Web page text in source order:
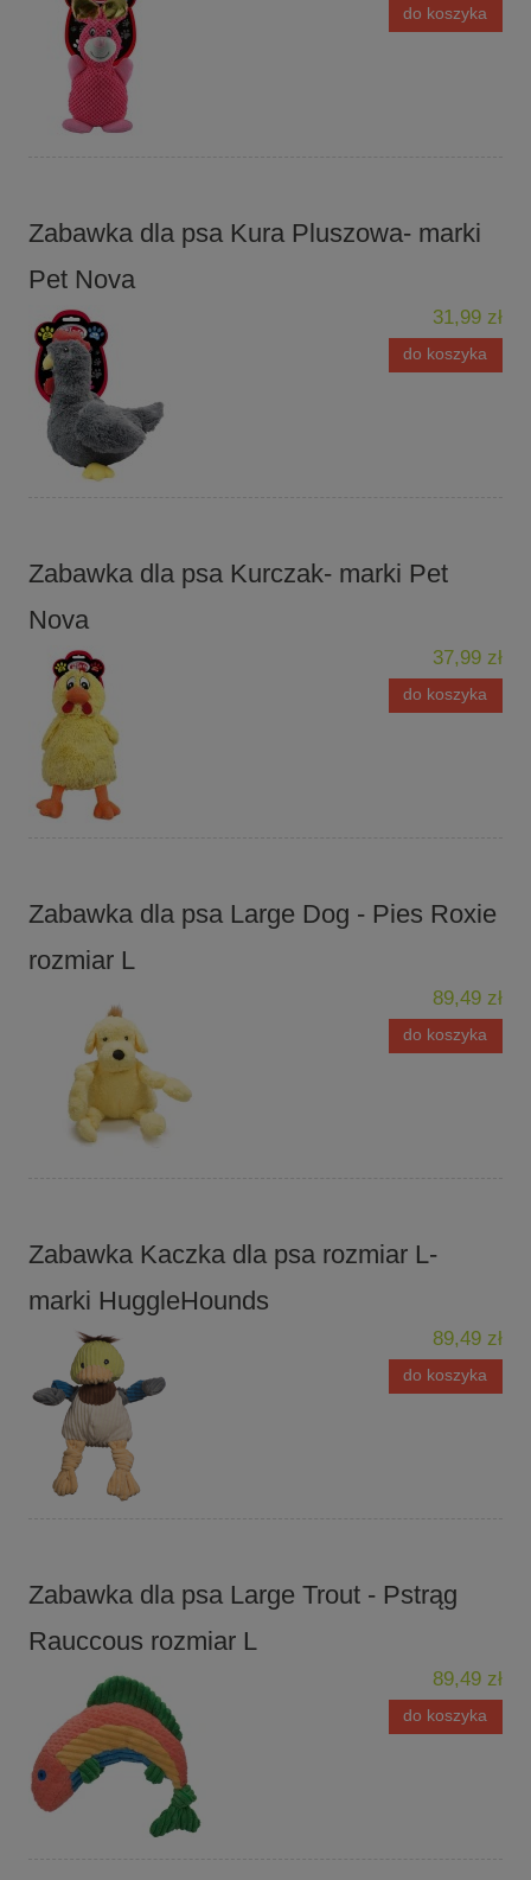
do koszyka
Zabawka dla psa Kura Pluszowa- marki
Pet Nova
31,99 zł
do koszyka
Zabawka dla psa Kurczak- marki Pet
Nova
37,99 zł
do koszyka
Zabawka dla psa Large Dog - Pies Roxie
rozmiar L
89,49 zł
do koszyka
Zabawka Kaczka dla psa rozmiar L-
marki HuggleHounds
89,49 zł
do koszyka
Zabawka dla psa Large Trout - Pstrąg
Rauccous rozmiar L
89,49 zł
do koszyka